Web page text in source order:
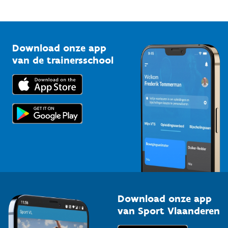
Bedrijven
Trainers en begeleiders
Topsporters
Vlaamse Trainersschool
Kennisplatform
Downloads
Voor de pers
Download onze app
van de trainersschool
Download onze app
van Sport Vlaanderen